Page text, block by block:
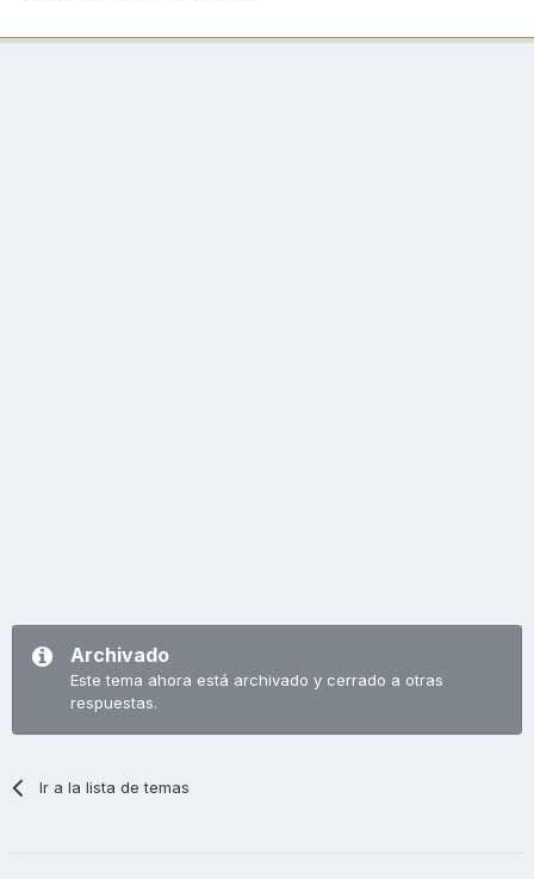
Archivado
Este tema ahora está archivado y cerrado a otras
respuestas.
Ir a la lista de temas